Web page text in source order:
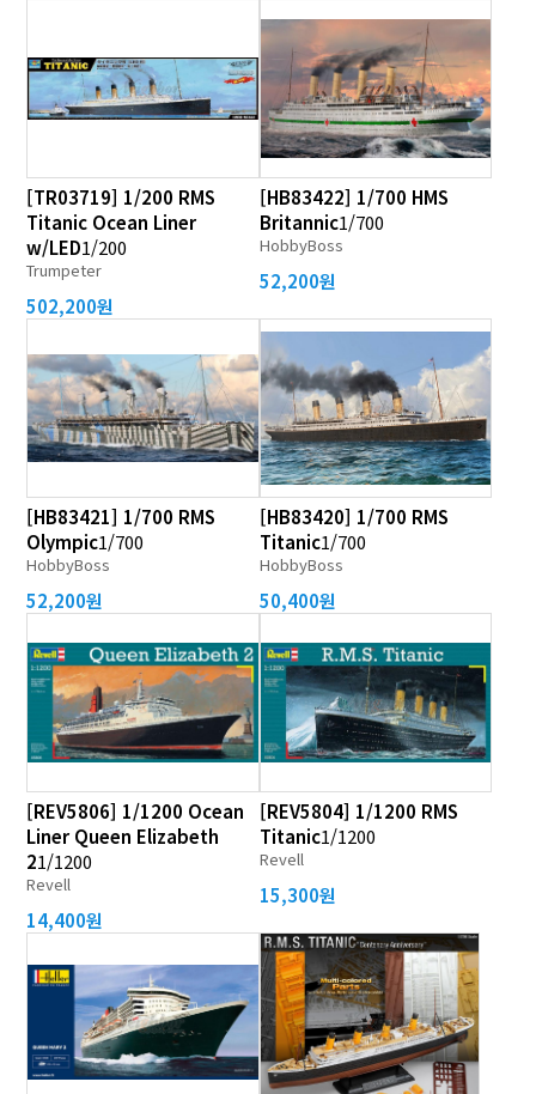
[TR03719] 1/200 RMS
Titanic Ocean Liner
w/LED1/200
Trumpeter
502,200원
[HB83422] 1/700 HMS
Britannic1/700
HobbyBoss
52,200원
[HB83421] 1/700 RMS
Olympic1/700
HobbyBoss
52,200원
[HB83420] 1/700 RMS
Titanic1/700
HobbyBoss
50,400원
[REV5806] 1/1200 Ocean
Liner Queen Elizabeth
21/1200
Revell
14,400원
[REV5804] 1/1200 RMS
Titanic1/1200
Revell
15,300원